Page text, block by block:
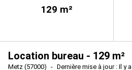
129 m²
Location bureau - 129 m²
Metz (57000) Dernière mise à jour : Il y